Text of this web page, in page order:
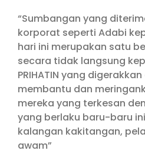
“Sumbangan yang
korporat seperti Adabi
hari ini merupakan satu
secara tidak langsung
PRIHATIN yang
membantu dan
mereka yang terkesan
yang berlaku baru-baru
kalangan kakitangan,
awam”